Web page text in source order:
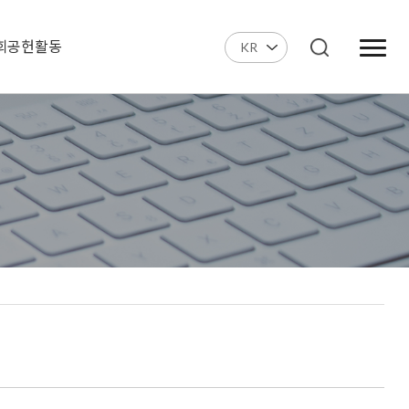
공헌활동 KR